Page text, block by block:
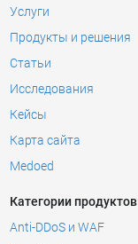
Услуги
Продукты и решения
Статьи
Исследования
Кейсы
Карта сайта
Medoed
Категории продуктов
Anti-DDoS и WAF